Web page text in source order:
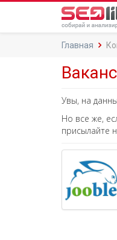
Главная
Увы, на
Но все же,
присылайте